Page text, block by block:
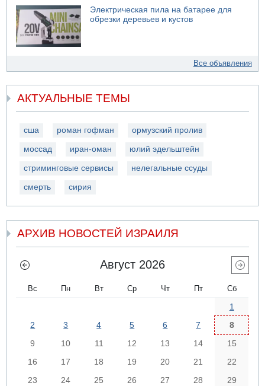
Электрическая пила на батарее для
обрезки деревьев и кустов
Все объявления
АКТУАЛЬНЫЕ ТЕМЫ
сша роман гофман ормузский пролив
моссад иран-оман юлий эдельштейн
стриминговые сервисы нелегальные ссуды
смерть сирия
АРХИВ НОВОСТЕЙ ИЗРАИЛЯ
Август 2026
Вс Пн Вт Ср Чт Пт Сб
1
2
3 4 5 6 7
8
9
10 11 12 13 14
15
16
17 18 19 20 21
22
23
24 25 26 27 28
29